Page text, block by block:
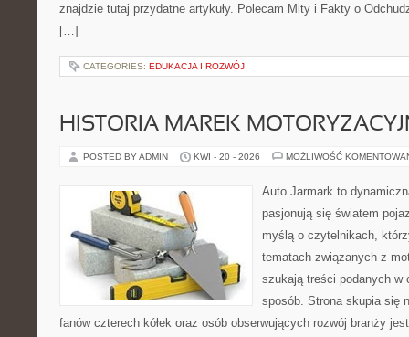
znajdzie tutaj przydatne artykuły. Polecam Mity i Fakty o
[…]
CATEGORIES: EDUKACJA I ROZWÓJ
HISTORIA MAREK
POSTED BY ADMIN KWI - 20 - 2026 MOŻLIWOŚĆ
Auto Jarmark to
pasjonują się światem
myślą o czytelnikach,
tematach związanych z
szukają treści podanych w
sposób. Strona skupia się
fanów czterech kółek oraz osób obserwujących rozwój branży